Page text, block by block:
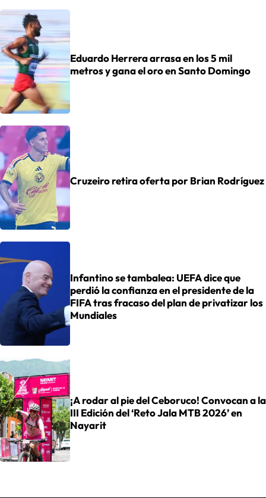
Eduardo Herrera arrasa en los 5 mil
metros y gana el oro en Santo Domingo
Cruzeiro retira oferta por Brian Rodríguez
Infantino se tambalea: UEFA dice que
perdió la confianza en el presidente de la
FIFA tras fracaso del plan de privatizar los
Mundiales
¡A rodar al pie del Ceboruco! Convocan a la
III Edición del ‘Reto Jala MTB 2026’ en
Nayarit